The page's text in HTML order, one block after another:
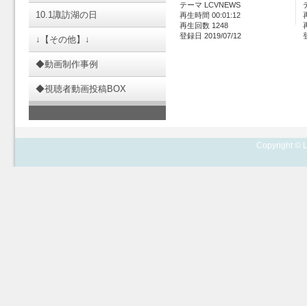
10.1諏訪湖の日
↓【その他】↓
◆動画制作事例
◆視聴者動画投稿BOX
テーマ LCVNEWS
再生時間 00:01:12
再生回数 1248
登録日 2019/07/12
Copyright ©